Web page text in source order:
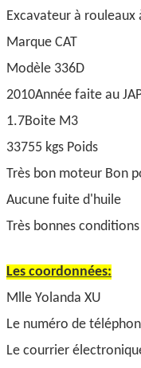
Excavateur à rouleaux
Marque CAT
Modèle 336D
2010Année faite au
1.7Boite M3
33755 kgs Poids
Très bon moteur Bon
Aucune fuite d'huile
Très bonnes
Les coordonnées:
Mlle Yolanda XU
Le numéro de
Le courrier